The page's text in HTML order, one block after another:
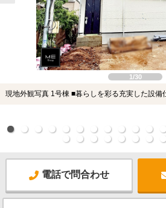
1/30
現地外観写真 1号棟 ■暮らしを彩る充実した設備
電話で問合わせ